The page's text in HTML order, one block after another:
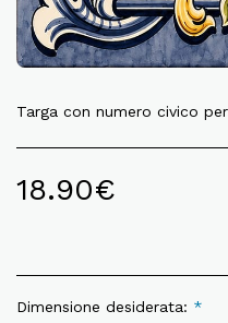
Targa con numero civico
18.90€
Dimensione desiderata: *